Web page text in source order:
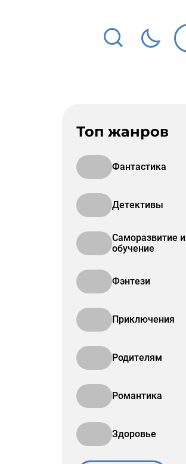
Топ жанров
Фантастика
Детективы
Саморазвитие и
обучение
Фэнтези
Приключения
Родителям
Романтика
Здоровье